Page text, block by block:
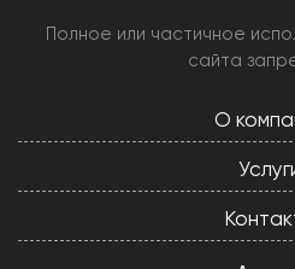
Полное или частичное
сайта
О